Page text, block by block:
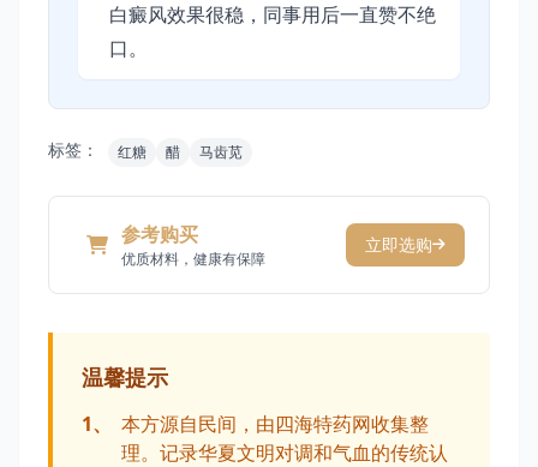
白癜风效果很稳，同事用后一直赞不绝
口。
标签： 红糖 醋 马齿苋
参考购买
优质材料，健康有保障
立即选购
温馨提示
1、
本方源自民间，由四海特药网收集整
理。记录华夏文明对调和气血的传统认